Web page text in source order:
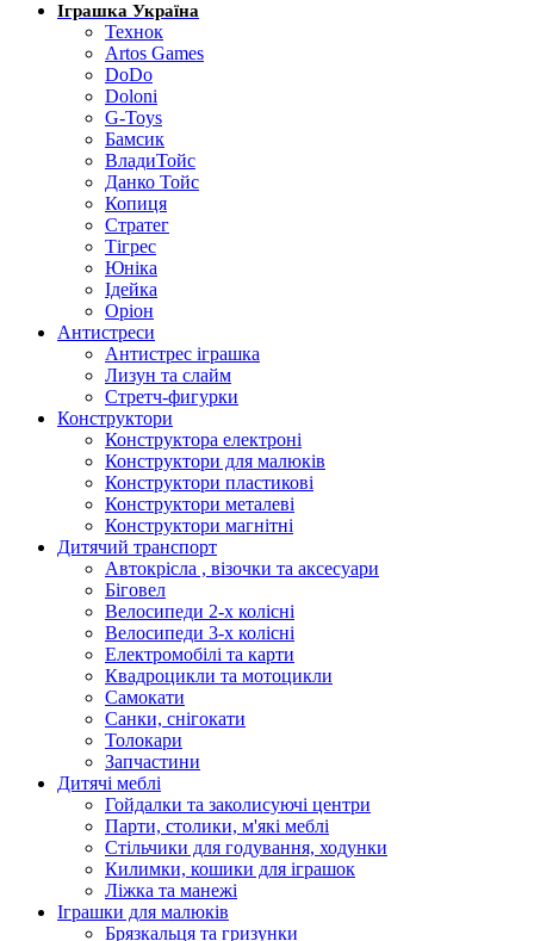
Іграшка Україна
Технок
Artos Games
DoDo
Doloni
G-Toys
Бамсик
ВладиТойс
Данко Тойс
Копиця
Стратег
Тігрес
Юніка
Ідейка
Оріон
Антистреси
Антистрес іграшка
Лизун та слайм
Стретч-фигурки
Конструктори
Конструктора електроні
Конструктори для малюків
Конструктори пластикові
Конструктори металеві
Конструктори магнітні
Дитячий транспорт
Автокрісла , візочки та аксесуари
Біговел
Велосипеди 2-х колісні
Велосипеди 3-х колісні
Електромобілі та карти
Квадроцикли та мотоцикли
Самокати
Санки, снігокати
Толокари
Запчастини
Дитячі меблі
Гойдалки та заколисуючі центри
Парти, столики, м'які меблі
Стільчики для годування, ходунки
Килимки, кошики для іграшок
Ліжка та манежі
Іграшки для малюків
Брязкальця та гризунки